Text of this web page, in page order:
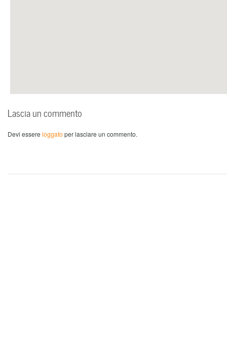
Lascia un commento
Devi essere loggato per lasciare un commento.